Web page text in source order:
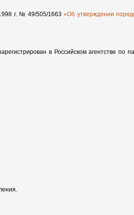
г. № 49/505/1663«Об утверждении
в Российском агентстве